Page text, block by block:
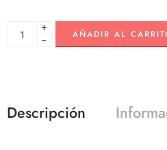
+
−
AÑADIR AL
Descripción